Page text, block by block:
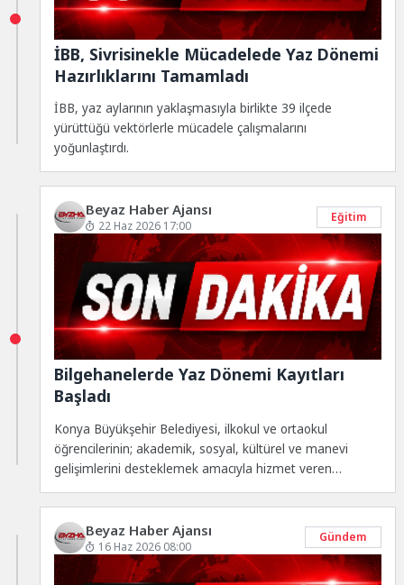
İBB, Sivrisinekle Mücadelede Yaz Dönemi
Hazırlıklarını Tamamladı
İBB, yaz aylarının yaklaşmasıyla birlikte 39 ilçede
yürüttüğü vektörlerle mücadele çalışmalarını
yoğunlaştırdı.
Beyaz Haber Ajansı
22 Haz 2026 17:00
Eğitim
Bilgehanelerde Yaz Dönemi Kayıtları
Başladı
Konya Büyükşehir Belediyesi, ilkokul ve ortaokul
öğrencilerinin; akademik, sosyal, kültürel ve manevi
gelişimlerini desteklemek amacıyla hizmet veren
Bilgehanelerde yaz dönemi...
Beyaz Haber Ajansı
16 Haz 2026 08:00
Gündem